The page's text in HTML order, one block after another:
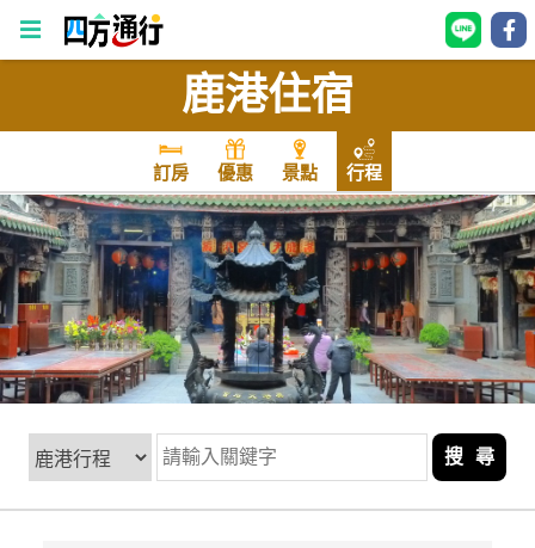
行
訂
房
台
灣
訂
鹿港住宿
訂房 優惠 景點 行程
搜 尋